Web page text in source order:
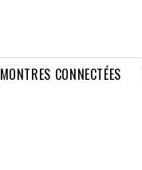
MONTRES CONNECTÉES